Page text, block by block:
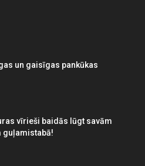
un gaisīgas pankūkas
vīrieši baidās lūgt savām
guļamistabā!